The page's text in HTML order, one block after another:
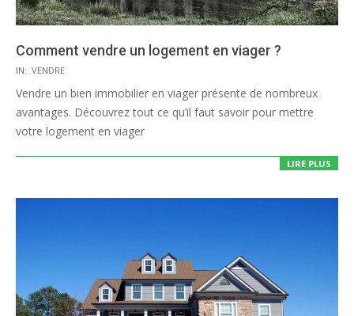
Comment vendre un logement en viager ?
2022-
01-
IN: VENDRE
Vendre un bien immobilier en viager présente de nombreux
avantages. Découvrez tout ce qu’il faut savoir pour mettre
votre logement en viager
LIRE PLUS